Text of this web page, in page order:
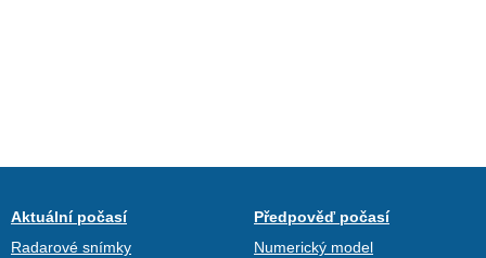
Aktuální počasí
Radarové snímky
Předpověď počasí
Numerický model